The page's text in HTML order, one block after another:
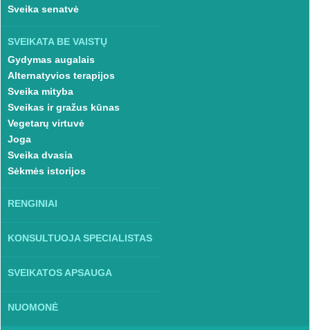
Sveika senatvė
SVEIKATA BE VAISTŲ
Gydymas augalais
Alternatyvios terapijos
Sveika mityba
Sveikas ir gražus kūnas
Vegetarų virtuvė
Joga
Sveika dvasia
Sėkmės istorijos
RENGINIAI
KONSULTUOJA SPECIALISTAS
SVEIKATOS APSAUGA
NUOMONĖ